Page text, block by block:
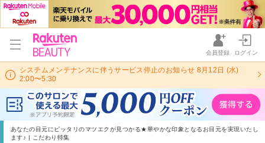
会員登録 ログイン
システムメンテナンスに伴うサービス停止のお知らせ 8月12日 (水)
2:00〜5:30
あなたの目元にピッタリのマツエクが見つかる★華やかな印象となるお目元を実現いたし
ます♪ | こだわり特集